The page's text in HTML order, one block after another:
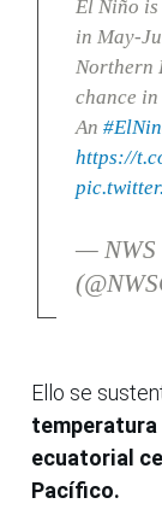
El Niño
in May-
Northern
chance
An
https://
— NWS
Ello se
temperatura
ecuatorial
Pacífico.